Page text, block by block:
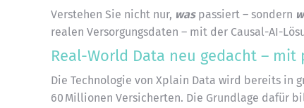
Verstehen Sie nicht nur, waspassiert – sondern
realen Versorgungsdaten – mit der Causal-AI-
Real-World Data neu gedacht –
Die Technologie von Xplain Data wird bereits in
60 Millionen Versicherten. Die Grundlage dafür